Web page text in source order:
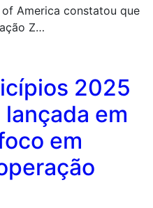
America constatou que
Z…
2025
em
em